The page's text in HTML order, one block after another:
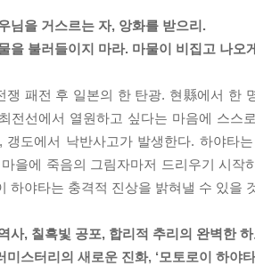
님을 거스르는 자, 앙화를 받으리.
을 불러들이지 마라. 마물이 비집고 나오
쟁 패전 후 일본의 한 탄광. 현縣에서 한
전선에서 열원하고 싶다는 마음에 스스
갱도에서 낙반사고가 발생한다. 하야타
을에 죽음의 그림자마저 드리우기 시
하야타는 충격적 진상을 밝혀낼 수 있을
사, 칠흑빛 공포, 합리적 추리의 완벽한
미스터리의 새로운 진화, ‘모토로이 하야